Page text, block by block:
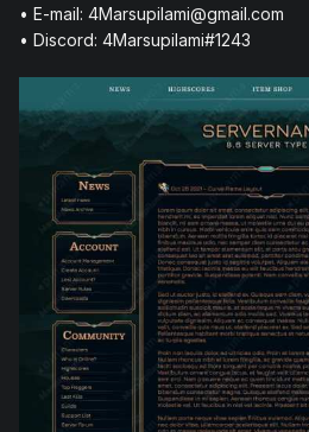
• E-mail: 4Marsupilami@gmail.com
• Discord: 4Marsupilami#1243